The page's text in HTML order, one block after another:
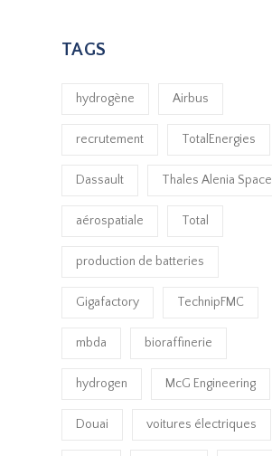
TAGS
hydrogène Airbus
recrutement TotalEnergies
Dassault Thales Alenia Space
aérospatiale Total
production de batteries
Gigafactory TechnipFMC
mbda bioraffinerie
hydrogen McG Engineering
Douai voitures électriques